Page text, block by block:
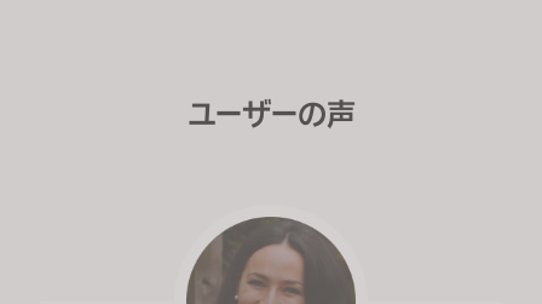
ユーザーの声